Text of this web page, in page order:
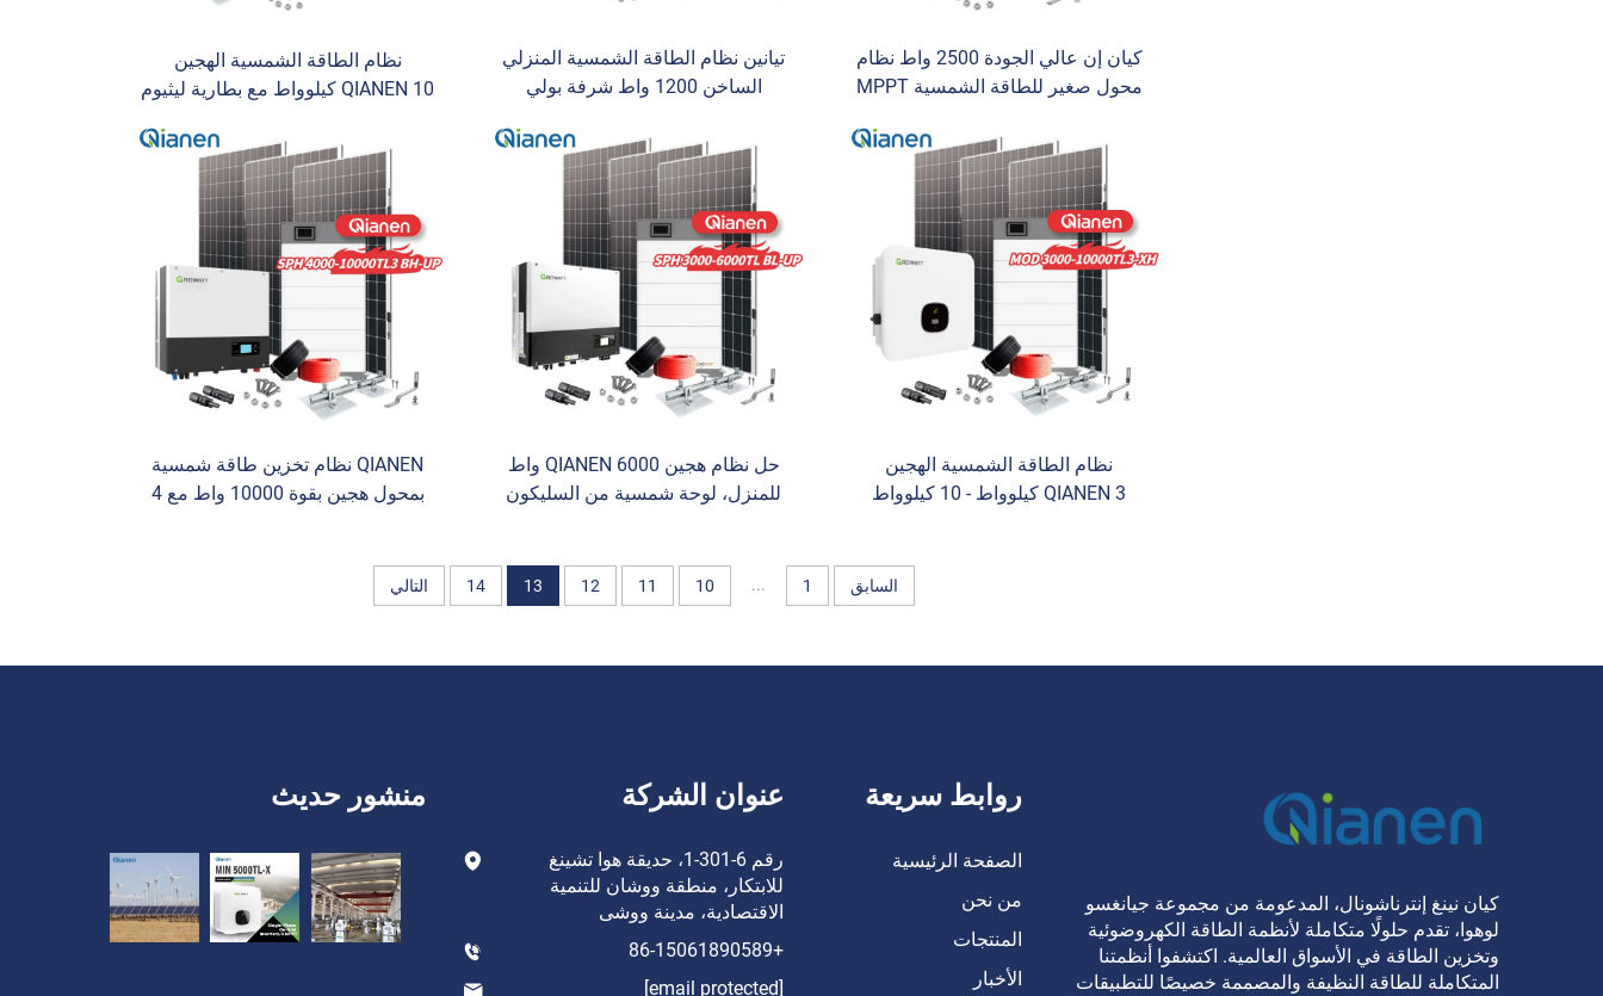
كيان إن عالي الجودة 2500 واط نظام
محول صغير للطاقة الشمسية MPPT
للشرفات محطات الطاقة الشمسية
النظام الشمسي
تيانين نظام الطاقة الشمسية المنزلي
الساخن 1200 واط شرفة بولي
أحادي البلورة
نظام الطاقة الشمسية الهجين
QIANEN 10 كيلوواط مع بطارية ليثيوم
featuring Hybrid Inverter
نظام الطاقة الشمسية الهجين
QIANEN 3 كيلوواط - 10 كيلوواط
حل نظام هجين QIANEN 6000 واط
للمنزل، لوحة شمسية من السليكون
أيون وحديدية، نظام تتبع القدرة
القصوى (MPPT)
QIANEN نظام تخزين طاقة شمسية
بمحول هجين بقوة 10000 واط مع 4
الليثيوم أيون للاستخدام المنزلي
السابق 1
...
10
11
12
13
14 التالي
كيان نينغ إنترناشونال، المدعومة من مجموعة جيانغسو
لوهوا، تقدم حلولًا متكاملة لأنظمة الطاقة الكهروضوئية
وتخزين الطاقة في الأسواق العالمية. اكتشفوا أنظمتنا
المتكاملة للطاقة النظيفة والمصممة خصيصًا للتطبيقات
روابط سريعة
الصفحة الرئيسية
من نحن
المنتجات
الأخبار
عنوان الشركة
رقم 6-301-1، حديقة هوا تشينغ
للابتكار، منطقة ووشان للتنمية
الاقتصادية، مدينة ووشى
+86-15061890589
[email protected]
منشور حديث